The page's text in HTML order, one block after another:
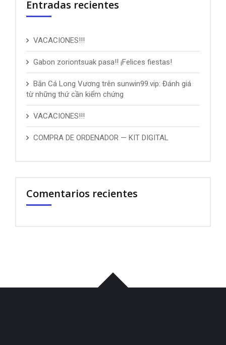
Entradas recientes
VACACIONES!!!
Gabon zoriontsuak pasa!! ¡Felices fiestas!
Bắn Cá Long Vương trên sunwin99.vip: Đánh giá
từ những thứ cần kiểm chứng
VACACIONES!!!
COMPRA DE ORDENADOR — KIT DIGITAL
Comentarios recientes